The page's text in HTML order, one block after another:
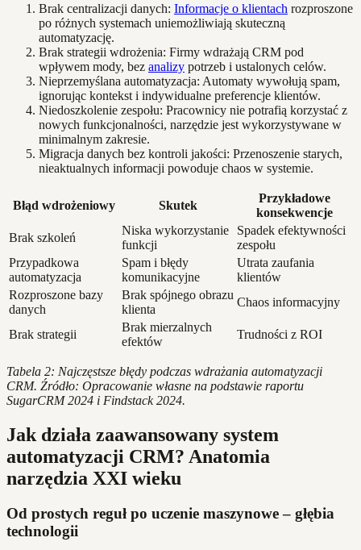
Brak centralizacji danych: Informacje o klientach rozproszone
po różnych systemach uniemożliwiają skuteczną
automatyzację.
Brak strategii wdrożenia: Firmy wdrażają CRM pod
wpływem mody, bez analizy potrzeb i ustalonych celów.
Nieprzemyślana automatyzacja: Automaty wywołują spam,
ignorując kontekst i indywidualne preferencje klientów.
Niedoszkolenie zespołu: Pracownicy nie potrafią korzystać z
nowych funkcjonalności, narzędzie jest wykorzystywane w
minimalnym zakresie.
Migracja danych bez kontroli jakości: Przenoszenie starych,
nieaktualnych informacji powoduje chaos w systemie.
Błąd wdrożeniowy Skutek
Przykładowe
konsekwencje
Brak szkoleń
Niska wykorzystanie
funkcji
Spadek efektywności
zespołu
Przypadkowa
automatyzacja
Spam i błędy
komunikacyjne
Utrata zaufania
klientów
Rozproszone bazy
danych
Brak spójnego obrazu
klienta
Chaos informacyjny
Brak strategii
Brak mierzalnych
efektów
Trudności z ROI
Tabela 2: Najczęstsze błędy podczas wdrażania automatyzacji
CRM. Źródło: Opracowanie własne na podstawie raportu
SugarCRM 2024 i Findstack 2024.
Jak działa zaawansowany system
automatyzacji CRM? Anatomia
narzędzia XXI wieku
Od prostych reguł po uczenie maszynowe – głębia
technologii